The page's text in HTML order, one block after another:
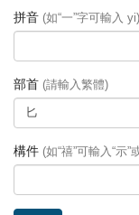
拼音 (如“一”字可輸入 yi)
部首 (請輸入繁體)
構件 (如“禧”可輸入“示”